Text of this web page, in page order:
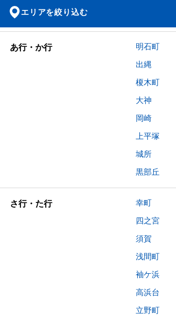
エリアを絞り込む
あ行・か行 明石町
出縄
榎木町
大神
岡崎
上平塚
城所
黒部丘
さ行・た行 幸町
四之宮
須賀
浅間町
袖ケ浜
高浜台
立野町